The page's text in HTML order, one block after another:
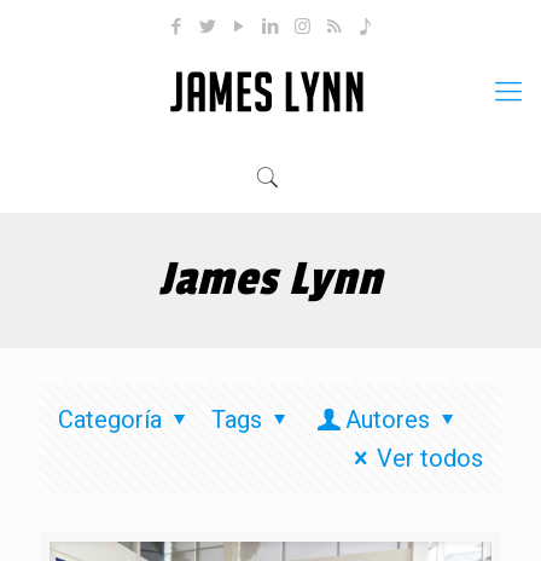
James Lynn
Categoría Tags
Autores
Ver todos